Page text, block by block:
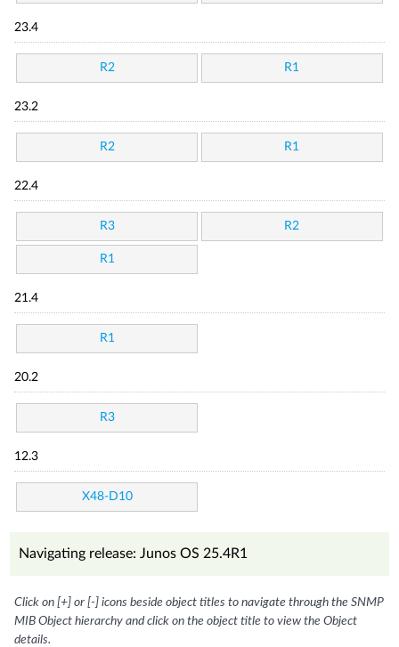
23.4
R2 R1
23.2
R2 R1
22.4
R3 R2
R1
21.4
R1
20.2
R3
12.3
X48-D10
Navigating release: Junos OS 25.4R1
Click on [+] or [-] icons beside object titles to navigate through the SNMP
MIB Object hierarchy and click on the object title to view the Object
details.